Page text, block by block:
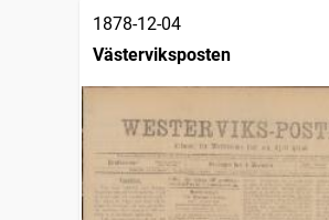
1878-12-04
Västerviksposten